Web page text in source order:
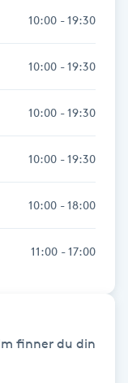
10:00 - 19:30
10:00 - 19:30
10:00 - 19:30
10:00 - 19:30
10:00 - 18:00
11:00 - 17:00
finner du din